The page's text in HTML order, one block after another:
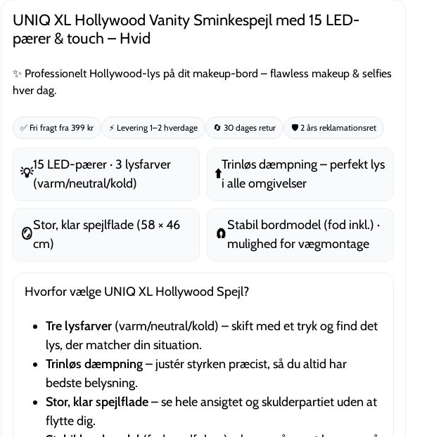
UNIQ XL Hollywood Vanity Sminkespejl med 15 LED-
pærer & touch – Hvid
✨ Professionelt Hollywood-lys på dit makeup-bord – flawless makeup & selfies
hver dag.
✅ Fri fragt fra 399 kr ⚡ Levering 1–2 hverdage 🔄 30 dages retur 🛡️ 2 års reklamationsret
💡
15 LED-pærer · 3 lysfarver
(varm/neutral/kold)
⬆️
Trinløs dæmpning – perfekt lys
i alle omgivelser
🪞
Stor, klar spejlflade (58 × 46
cm)
🧲
Stabil bordmodel (fod inkl.) ·
mulighed for vægmontage
Hvorfor vælge UNIQ XL Hollywood Spejl?
Tre lysfarver (varm/neutral/kold) – skift med et tryk og find det
lys, der matcher din situation.
Trinløs dæmpning– justér styrken præcist, så du altid har
bedste belysning.
Stor, klar spejlflade– se hele ansigtet og skulderpartiet uden at
flytte dig.